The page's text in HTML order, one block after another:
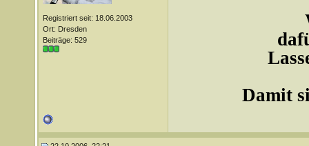
Registriert seit: 18.06.2003
Ort: Dresden
Beiträge: 529
Damit